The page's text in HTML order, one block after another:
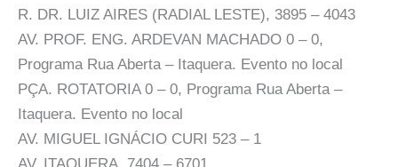
R. DR. LUIZ AIRES (RADIAL LESTE), 3895 – 4043
AV. PROF. ENG. ARDEVAN MACHADO 0 – 0,
Programa Rua Aberta – Itaquera. Evento no local
PÇA. ROTATORIA 0 – 0, Programa Rua Aberta –
Itaquera. Evento no local
AV. MIGUEL IGNÁCIO CURI 523 – 1